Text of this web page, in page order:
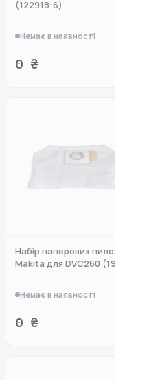
(122918-6)
Немає в наявності
0 ₴
Набір паперових пилозбірників
Makita для DVC260 (197
Немає в наявності
0 ₴